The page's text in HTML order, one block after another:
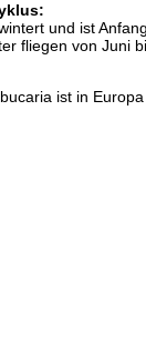
und ist
fliegen von Juni
ist in